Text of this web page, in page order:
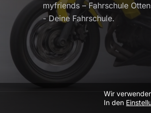
myfriends – Fahrschule
- Deine Fahrschule.
Wir
In den